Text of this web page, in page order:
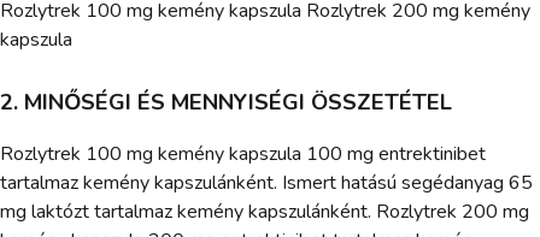
Rozlytrek 100 mg kemény kapszula Rozlytrek 200 mg kemény
kapszula
2. MINŐSÉGI ÉS MENNYISÉGI ÖSSZETÉTEL
Rozlytrek 100 mg kemény kapszula 100 mg entrektinibet
tartalmaz kemény kapszulánként. Ismert hatású segédanyag 65
mg laktózt tartalmaz kemény kapszulánként. Rozlytrek 200 mg